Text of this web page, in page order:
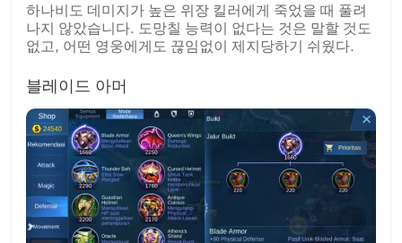
하나비도 데미지가 높은 위장 킬러에게 죽었을 때 풀려
나지 않았습니다. 도망칠 능력이 없다는 것은 말할 것도
없고, 어떤 영웅에게도 끊임없이 제지당하기 쉬웠다.
블레이드 아머